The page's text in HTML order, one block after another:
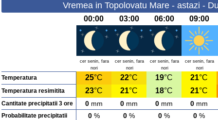
Vremea in Topolovatu Mare - astazi -
00:00 03:00 06:00 09:00
cer senin, fara
nori
cer senin, fara
nori
cer senin, fara
nori
cer senin, fara
nori
Temperatura 25°C 22°C 19°C 21°C
Temperatura resimitita 23°C 21°C 18°C 21°C
Cantitate precipitatii 3 ore 0 mm 0 mm 0 mm 0 mm
Probabilitate precipitatii 0 % 0 % 0 % 0 %